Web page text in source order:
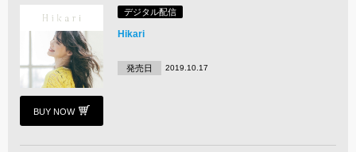
BUY NOW
デジタル配信
Hikari
発売日 2019.10.17